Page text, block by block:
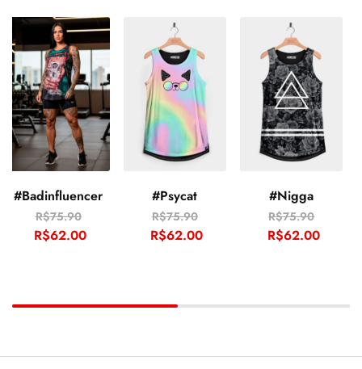
#Badinfluencer
R$75.90
R$62.00
#Psycat
R$75.90
R$62.00
#Nigga
R$75.90
R$62.00